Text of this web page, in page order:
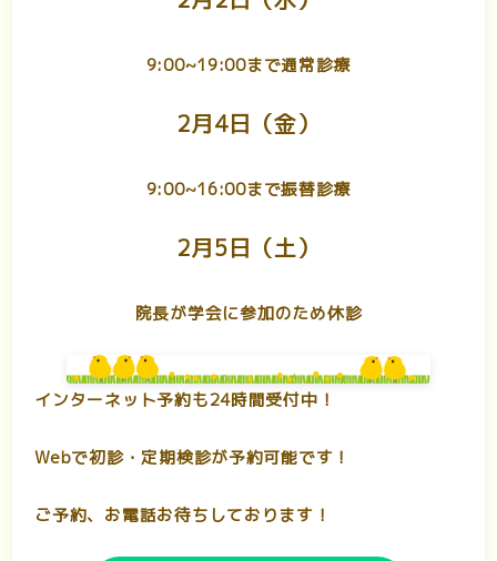
9:00~19:00まで通常診療
2月4日（金）
9:00~16:00まで振替診療
2月5日（土）
院長が学会に参加のため休診
インターネット予約も24時間受付中！
Webで初診・定期検診が予約可能です！
ご予約、お電話お待ちしております！